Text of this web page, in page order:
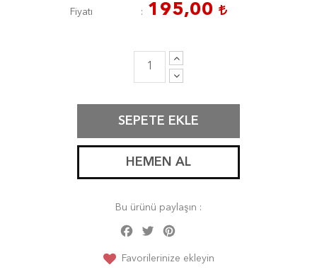
Fiyatı 195,00
SEPETE EKLE
HEMEN AL
Bu ürünü paylaşın :
Facebook
Twitter
Favorilerinize ekleyin